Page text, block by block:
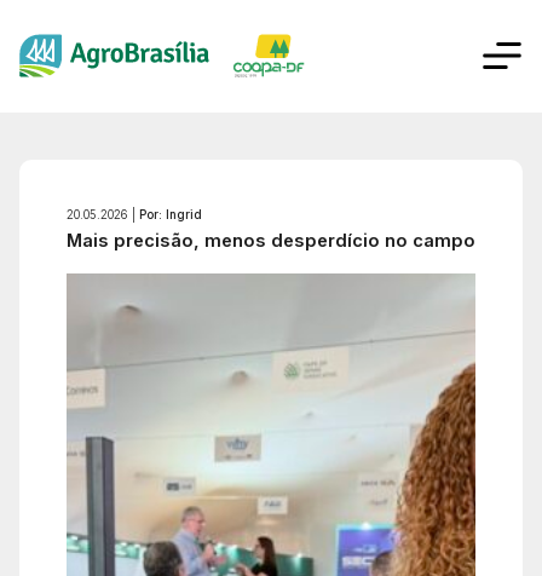
20.05.2026 | Por: Ingrid
Mais precisão, menos desperdício no campo